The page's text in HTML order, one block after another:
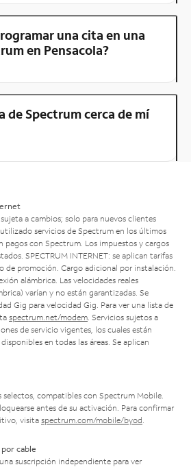
una cita en una
en Pensacola?
de Spectrum cerca de mí
a cambios; solo para nuevos clientes
servicios de Spectrum en los últimos
pagos con Spectrum. Los impuestos y cargos
SPECTRUM INTERNET: se aplican tarifas
de promoción. Cargo adicional por instalación.
alámbrica. Las velocidades reales
varían y no están garantizadas. Se
Gig para velocidad Gig. Para ver una lista de
spectrum.net/modem . Servicios sujetos a
de servicio vigentes, los cuales están
en todas las áreas. Se aplican
compatibles con Spectrum Mobile.
antes de su activación. Para confirmar
visita spectrum.com/mobile/byod
cable
suscripción independiente para ver